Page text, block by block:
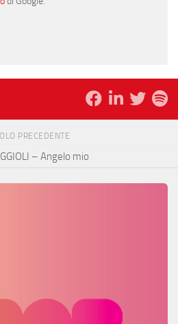
PRECEDENTE
– Angelo mio